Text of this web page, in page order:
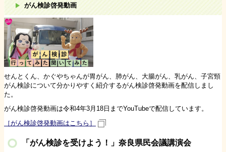
がん検診啓発動画
せんとくん、かぐやちゃんが胃がん、肺がん、大腸がん、乳がん、子宮頸
がん検診について分かりやすく紹介するがん検診啓発動画を配信しまし
た。
がん検診啓発動画は令和4年3月18日までYouTubeで配信しています。
［がん検診啓発動画はこちら］
「がん検診を受けよう！」奈良県民会議講演会